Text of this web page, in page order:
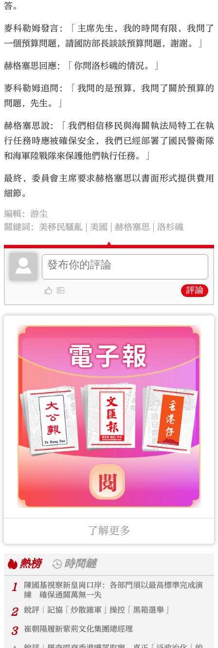
答。
麥科勒姆發言：「主席先生，我的時間有限，我問了
一個預算問題，請國防部長談談預算問題，謝謝。」
赫格塞思回應：「你問洛杉磯的情況。」
麥科勒姆追問：「我問的是預算，我問了關於預算的
問題，先生。」
赫格塞思說：「我們相信移民與海關執法局特工在執
行任務時應被確保安全，我們已經部署了國民警衛隊
和海軍陸戰隊來保護他們執行任務。」
最終，委員會主席要求赫格塞思以書面形式提供費用
細節。
編輯：游尘
關鍵詞： 美移民騷亂 美國 赫格塞思 洛杉磯
評論
了解更多
熱榜
時間鏈
1
陳國基視察新皇崗口岸：各部門須以最高標準完成演
練 確保通關萬無一失
2 銳評｜記協「炒散雜軍」操控「黑箱選舉」
3 崔朝陽履新紫荊文化集團總經理